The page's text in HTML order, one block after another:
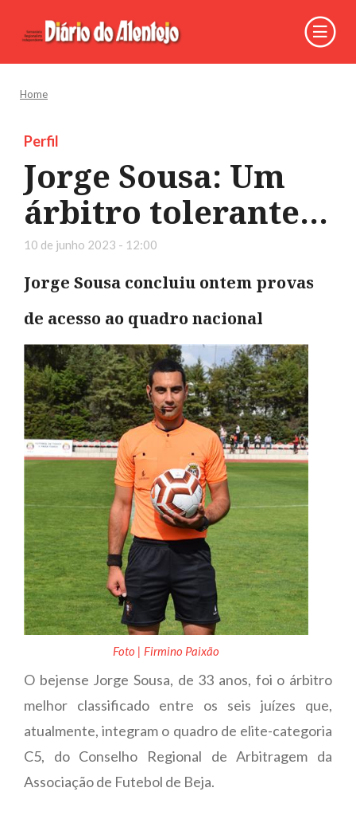
Home
Perfil
Jorge Sousa: Um
árbitro tolerante...
10 de junho 2023 - 12:00
Jorge Sousa concluiu ontem provas
de acesso ao quadro nacional
Foto | Firmino Paixão
O bejense Jorge Sousa, de 33 anos, foi o árbitro
melhor classificado entre os seis juízes que,
atualmente, integram o quadro de elite-categoria
C5, do Conselho Regional de Arbitragem da
Associação de Futebol de Beja.